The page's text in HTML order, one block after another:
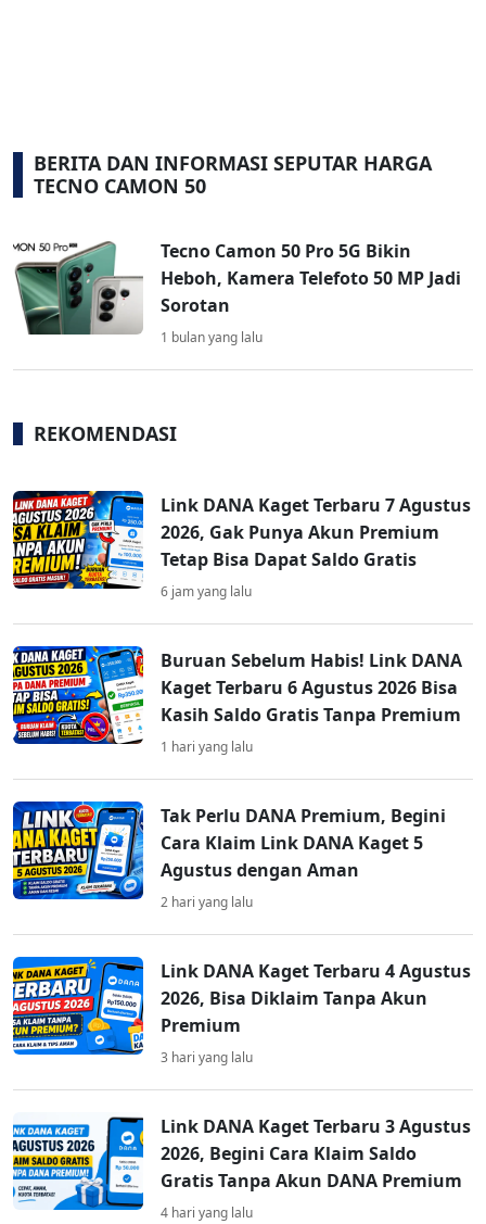
BERITA DAN INFORMASI SEPUTAR HARGA
TECNO CAMON 50
Tecno Camon 50 Pro 5G Bikin
Heboh, Kamera Telefoto 50 MP Jadi
Sorotan
1 bulan yang lalu
REKOMENDASI
Link DANA Kaget Terbaru 7 Agustus
2026, Gak Punya Akun Premium
Tetap Bisa Dapat Saldo Gratis
6 jam yang lalu
Buruan Sebelum Habis! Link DANA
Kaget Terbaru 6 Agustus 2026 Bisa
Kasih Saldo Gratis Tanpa Premium
1 hari yang lalu
Tak Perlu DANA Premium, Begini
Cara Klaim Link DANA Kaget 5
Agustus dengan Aman
2 hari yang lalu
Link DANA Kaget Terbaru 4 Agustus
2026, Bisa Diklaim Tanpa Akun
Premium
3 hari yang lalu
Link DANA Kaget Terbaru 3 Agustus
2026, Begini Cara Klaim Saldo
Gratis Tanpa Akun DANA Premium
4 hari yang lalu